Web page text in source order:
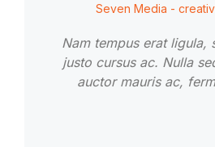
Seven Media -
Nam tempus erat ligula,
justo cursus ac. Nulla
auctor mauris ac,